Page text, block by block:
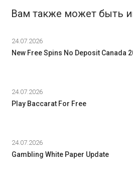
Вам также может быть
24.07.2026
New Free Spins No Deposit Canada
24.07.2026
Play Baccarat For Free
24.07.2026
Gambling White Paper Update